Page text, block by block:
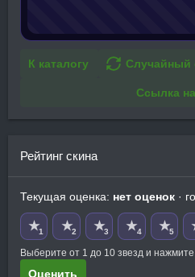
К каталогу Случайный
Ссылка
Рейтинг скина
Текущая оценка: нет оценок ·
★1 ★2 ★3 ★4 ★5
Выберите от 1 до 10 звезд и
Оценить